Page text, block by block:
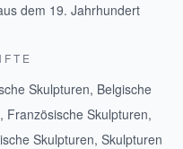
dem 19. Jahrhundert
Skulpturen, Belgische
, Französische Skulpturen,
Skulpturen, Skulpturen